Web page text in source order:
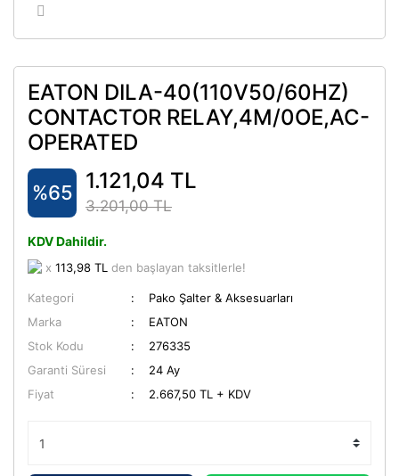
EATON DILA-40(110V50/60HZ)
CONTACTOR RELAY,4M/0OE,AC-
OPERATED
%65 1.121,04 TL
3.201,00 TL
KDV Dahildir.
x 113,98 TL den başlayan taksitlerle!
Kategori
Pako Şalter & Aksesuarları
Marka
EATON
Stok Kodu
276335
Garanti Süresi
24 Ay
Fiyat
2.667,50 TL + KDV